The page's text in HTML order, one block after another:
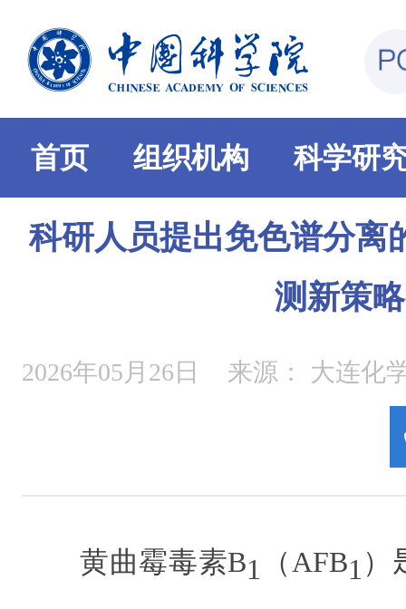
首页 组织机构 科学研
科研人员提出免色谱分离
测新策略
2026年05月26日 来源： 大连化
黄曲霉毒素B1 （AFB1 ）